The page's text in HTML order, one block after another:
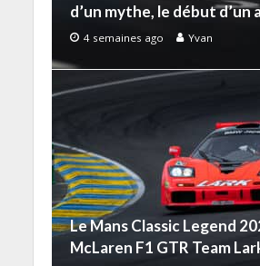
d’un mythe, le début d’un
4 semaines ago Yvan
Le Mans Classic Legend
McLaren F1 GTR Team